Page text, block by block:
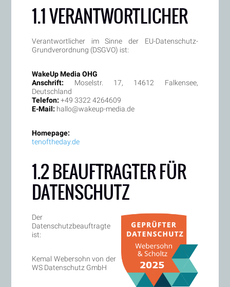
1.1 VERANTWORTLICHER
Verantwortlicher im Sinne der EU-Datenschutz-
Grundverordnung (DSGVO) ist:
WakeUp Media OHG
Anschrift: Moselstr. 17, 14612 Falkensee,
Deutschland
Telefon: +49 3322 4264609
E-Mail: hallo@wakeup-media.de
Homepage:
tenoftheday.de
1.2 BEAUFTRAGTER FÜR
DATENSCHUTZ
Der
Datenschutzbeauftragte
ist:
Kemal Webersohn von der
WS Datenschutz GmbH